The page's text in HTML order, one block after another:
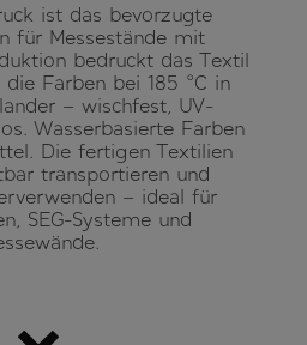
ist das bevorzugte
für Messestände mit
bedruckt das Textil
Farben bei 185 °C in
– wischfest, UV-
Wasserbasierte Farben
Die fertigen Textilien
transportieren und
– ideal für
SEG-Systeme und